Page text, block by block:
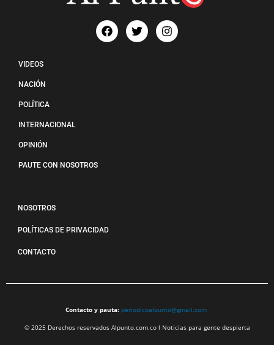
VIDEOS
NACIÓN
POLÍTICA
INTERNACIONAL
OPINIÓN
PAUTE CON NOSOTROS
NOSOTROS
POLÍTICAS DE PRIVACIDAD
CONTACTO
Contacto y pauta: periodicoalpunto@gmail.com
© 2025 Derechos reservados Alpunto.com.co l Noticias para gente despierta